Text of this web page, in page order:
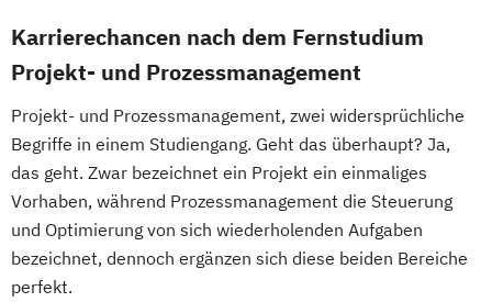
Digital Health Management
Digital Marketing
Ernährungswissenschaften
Erwachsenenbildung und Digitalisierung
Executive MBA für Ärztinnen und Ärzte
Finance Accounting
Controlling & Taxation
Gesundheitspsychologie
Logistik und Supply Chain Management
Logistikmanagement
Marketing und Sales Management
Nachhaltigkeitsmanagement
Personalmanagement und Corporate
Learning
Pflege Pflegemanagement
Planung logistischer Netzwerke
Politikwissenschaft und Management
Karrierechancen nach dem Fernstudium
Projekt- und Prozessmanagement
Projekt- und Prozessmanagement, zwei widersprüchliche
Begriffe in einem Studiengang. Geht das überhaupt? Ja,
das geht. Zwar bezeichnet ein Projekt ein einmaliges
Vorhaben, während Prozessmanagement die Steuerung
und Optimierung von sich wiederholenden Aufgaben
bezeichnet, dennoch ergänzen sich diese beiden Bereiche
perfekt.